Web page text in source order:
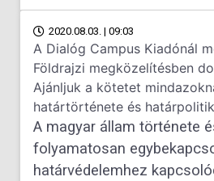
2020.08.03. | 09:03
A Dialóg Campus Kiadónál
Földrajzi megközelítésben
Ajánljuk a kötetet
határtörténete és
A magyar állam története
folyamatosan
határvédelemhez